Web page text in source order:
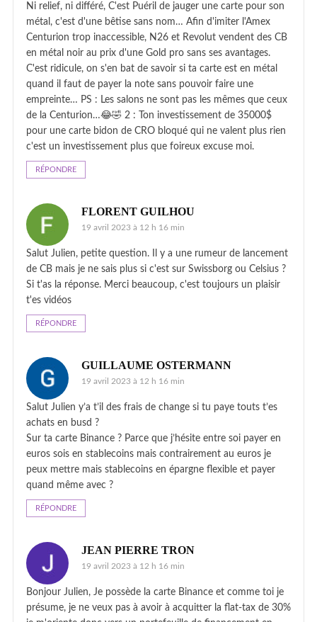
Ni relief, ni différé, C'est Puéril de jauger une carte pour son
métal, c'est d'une bêtise sans nom… Afin d'imiter l'Amex
Centurion trop inaccessible, N26 et Revolut vendent des CB
en métal noir au prix d'une Gold pro sans ses avantages.
C'est ridicule, on s'en bat de savoir si ta carte est en métal
quand il faut de payer la note sans pouvoir faire une
empreinte… PS : Les salons ne sont pas les mêmes que ceux
de la Centurion…😂🤣 2 : Ton investissement de 35000$
pour une carte bidon de CRO bloqué qui ne valent plus rien
c'est un investissement plus que foireux excuse moi.
RÉPONDRE
FLORENT GUILHOU
19 avril 2023 à 12 h 16 min
Salut Julien, petite question. Il y a une rumeur de lancement
de CB mais je ne sais plus si c'est sur Swissborg ou Celsius ?
Si t'as la réponse. Merci beaucoup, c'est toujours un plaisir
t'es vidéos
RÉPONDRE
GUILLAUME OSTERMANN
19 avril 2023 à 12 h 16 min
Salut Julien y’a t’il des frais de change si tu paye touts t’es
achats en busd ?
Sur ta carte Binance ? Parce que j’hésite entre soi payer en
euros sois en stablecoins mais contrairement au euros je
peux mettre mais stablecoins en épargne flexible et payer
quand même avec ?
RÉPONDRE
JEAN PIERRE TRON
19 avril 2023 à 12 h 16 min
Bonjour Julien, Je possède la carte Binance et comme toi je
présume, je ne veux pas à avoir à acquitter la flat-tax de 30%